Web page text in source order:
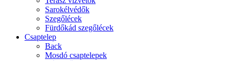
Sarokélvédők
Szegőlécek
Fürdőkád szegőlécek
Csaptelep
Back
Mosdó csaptelepek